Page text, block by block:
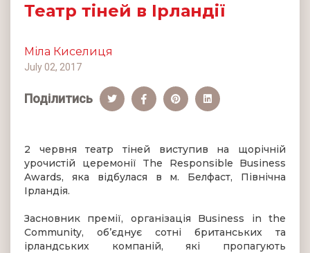
Театр тіней в Ірландії
Міла Киселиця
July 02, 2017
Поділитись
2 червня театр тіней виступив на щорічній
урочистій церемонії The Responsible Business
Awards, яка відбулася в м. Белфаст, Північна
Ірландія.
Засновник премії, організація Business in the
Community, об’єднує сотні британських та
ірландських компаній, які пропагують